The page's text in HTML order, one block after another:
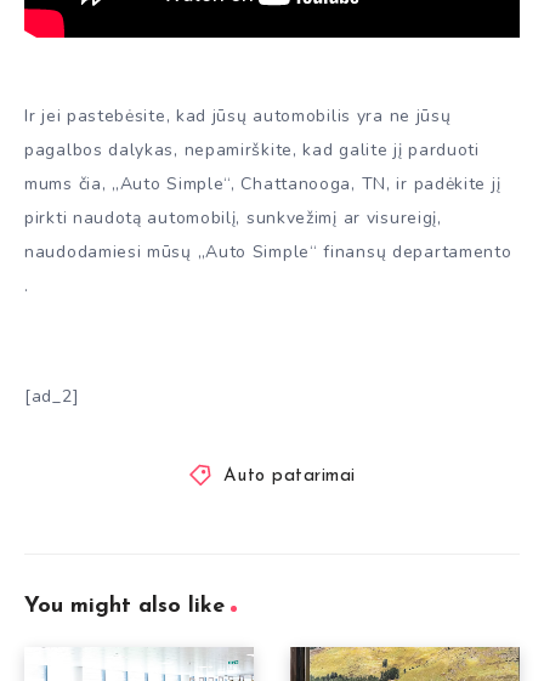
Ir jei pastebėsite, kad jūsų automobilis yra ne jūsų
pagalbos dalykas, nepamirškite, kad galite jį parduoti
mums čia, „Auto Simple“, Chattanooga, TN, ir padėkite jį
pirkti naudotą automobilį, sunkvežimį ar visureigį,
naudodamiesi mūsų „Auto Simple“ finansų departamento
.
[ad_2]
Auto patarimai
You might also like